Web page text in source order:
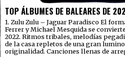
TOP ÁLBUMES DE BALEARES DE
1. Zulu Zulu – Jaguar Paradisco El
Ferrer y Michael Mesquida se
2022. Ritmos tribales, melodías
de la casa repletos de una gran
originalidad. Canciones llenas de